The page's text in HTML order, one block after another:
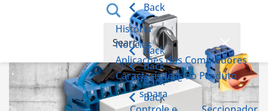
Comutadore
s para
Back
História
Back
Notícias
Back
Aplicações dos Comutadores
Back
Características do Produto
Back